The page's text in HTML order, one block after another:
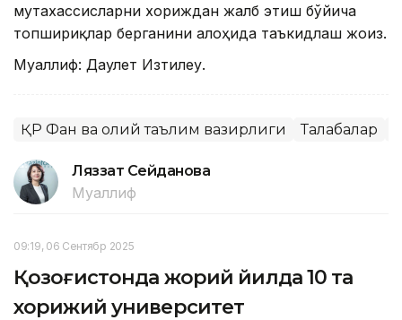
мутахассисларни хориждан жалб этиш бўйича
топшириқлар берганини алоҳида таъкидлаш жоиз.
Муаллиф: Даулет Изтилеу.
ҚР Фан ва олий таълим вазирлиги Талабалар
Ляззат Сейданова
Муаллиф
09:19, 06 Сентябр 2025
Қозоғистонда жорий йилда 10 та
хорижий университет